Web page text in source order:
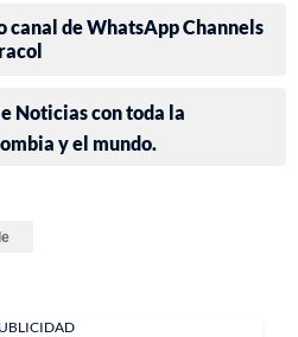
canal de WhatsApp Channels
Noticias con toda la
y el mundo.